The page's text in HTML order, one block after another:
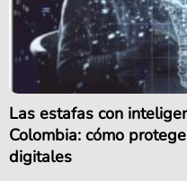
Las estafas con
Colombia: cómo
digitales